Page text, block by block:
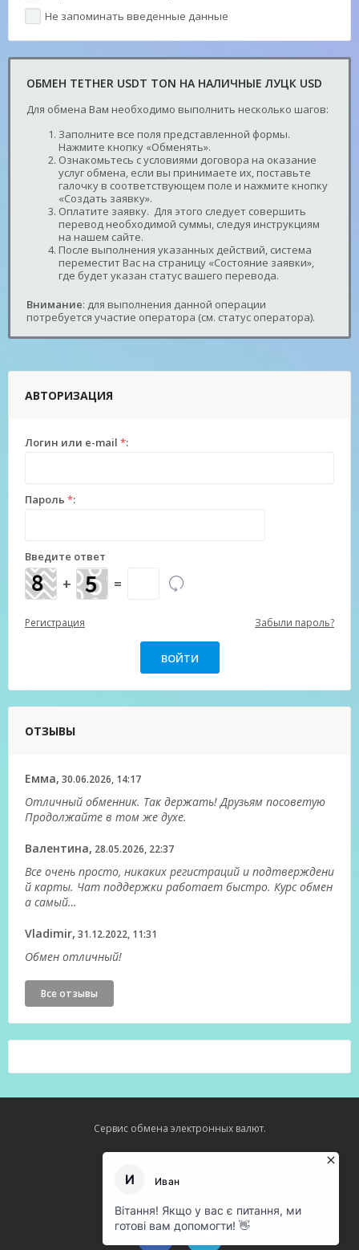
Не запоминать введенные данные
ОБМЕН TETHER USDT TON НА НАЛИЧНЫЕ ЛУЦК USD
Для обмена Вам необходимо выполнить несколько шагов:
Заполните все поля представленной формы.
Нажмите кнопку «Обменять».
Ознакомьтесь с условиями договора на оказание
услуг обмена, если вы принимаете их, поставьте
галочку в соответствующем поле и нажмите кнопку
«Создать заявку».
Оплатите заявку. Для этого следует совершить
перевод необходимой суммы, следуя инструкциям
на нашем сайте.
После выполнения указанных действий, система
переместит Вас на страницу «Состояние заявки»,
где будет указан статус вашего перевода.
Внимание: для выполнения данной операции
потребуется участие оператора (см. статус оператора).
АВТОРИЗАЦИЯ
Логин или e-mail *:
Пароль *:
Введите ответ
+ =
Регистрация Забыли пароль?
ОТЗЫВЫ
Емма, 30.06.2026, 14:17
Отличный обменник. Так держать! Друзьям посоветую
Продолжайте в том же духе.
Валентина, 28.05.2026, 22:37
Все очень просто, никаких регистраций и подтверждени
й карты. Чат поддержки работает быстро. Курс обмен
а самый…
Vladimir, 31.12.2022, 11:31
Обмен отличный!
Все отзывы
Сервис обмена электронных валют.